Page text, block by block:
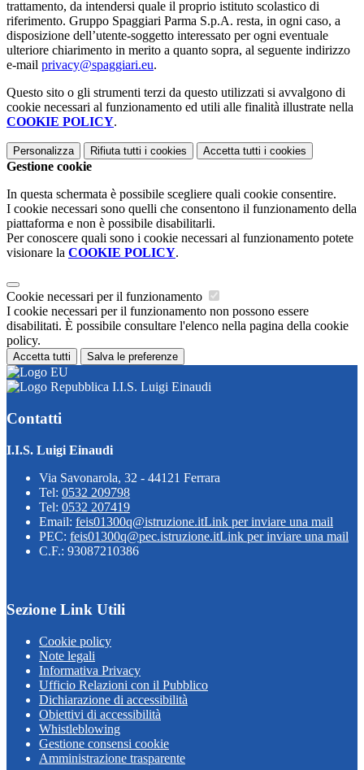
trattamento, da intendersi quale il proprio istituto scolastico di
riferimento. Gruppo Spaggiari Parma S.p.A. resta, in ogni caso, a
disposizione dell’utente-soggetto interessato per ogni eventuale
ulteriore chiarimento in merito a quanto sopra, al seguente indirizzo
e-mail privacy@spaggiari.eu.
Questo sito o gli strumenti terzi da questo utilizzati si avvalgono di
cookie necessari al funzionamento ed utili alle finalità illustrate nella
COOKIE POLICY.
Personalizza Rifiuta tutti i cookies Accetta tutti i cookies
Gestione cookie
In questa schermata è possibile scegliere quali cookie consentire.
I cookie necessari sono quelli che consentono il funzionamento della
piattaforma e non è possibile disabilitarli.
Per conoscere quali sono i cookie necessari al funzionamento potete
visionare la COOKIE POLICY.
Cookie necessari per il funzionamento
I cookie necessari per il funzionamento non possono essere
disabilitati. È possibile consultare l'elenco nella pagina della cookie
policy.
Accetta tutti Salva le preferenze
I.I.S. Luigi Einaudi
Contatti
I.I.S. Luigi Einaudi
Via Savonarola, 32 - 44121 Ferrara
Tel: 0532 209798
Tel: 0532 207419
Email: feis01300q@istruzione.itLink per inviare una mail
PEC: feis01300q@pec.istruzione.itLink per inviare una mail
C.F.: 93087210386
Sezione Link Utili
Cookie policy
Note legali
Informativa Privacy
Ufficio Relazioni con il Pubblico
Dichiarazione di accessibilità
Obiettivi di accessibilità
Whistleblowing
Gestione consensi cookie
Amministrazione trasparente